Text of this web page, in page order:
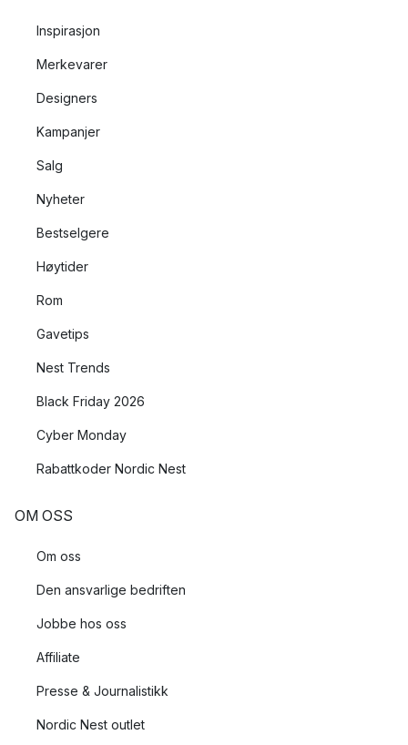
Inspirasjon
Merkevarer
Designers
Kampanjer
Salg
Nyheter
Bestselgere
Høytider
Rom
Gavetips
Nest Trends
Black Friday 2026
Cyber Monday
Rabattkoder Nordic Nest
OM OSS
Om oss
Den ansvarlige bedriften
Jobbe hos oss
Affiliate
Presse & Journalistikk
Nordic Nest outlet